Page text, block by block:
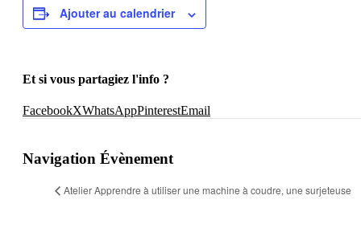
Ajouter au calendrier
Et si vous partagiez l'info ?
FacebookXWhatsAppPinterestEmail
Navigation Évènement
Atelier Apprendre à utiliser une machine à coudre, une surjeteuse